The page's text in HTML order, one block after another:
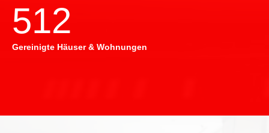
514
Gereinigte Häuser & Wohnungen